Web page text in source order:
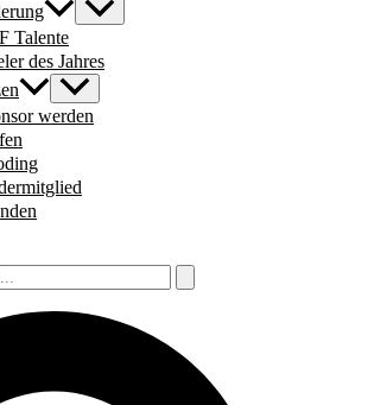
Talente
des Jahres
werden